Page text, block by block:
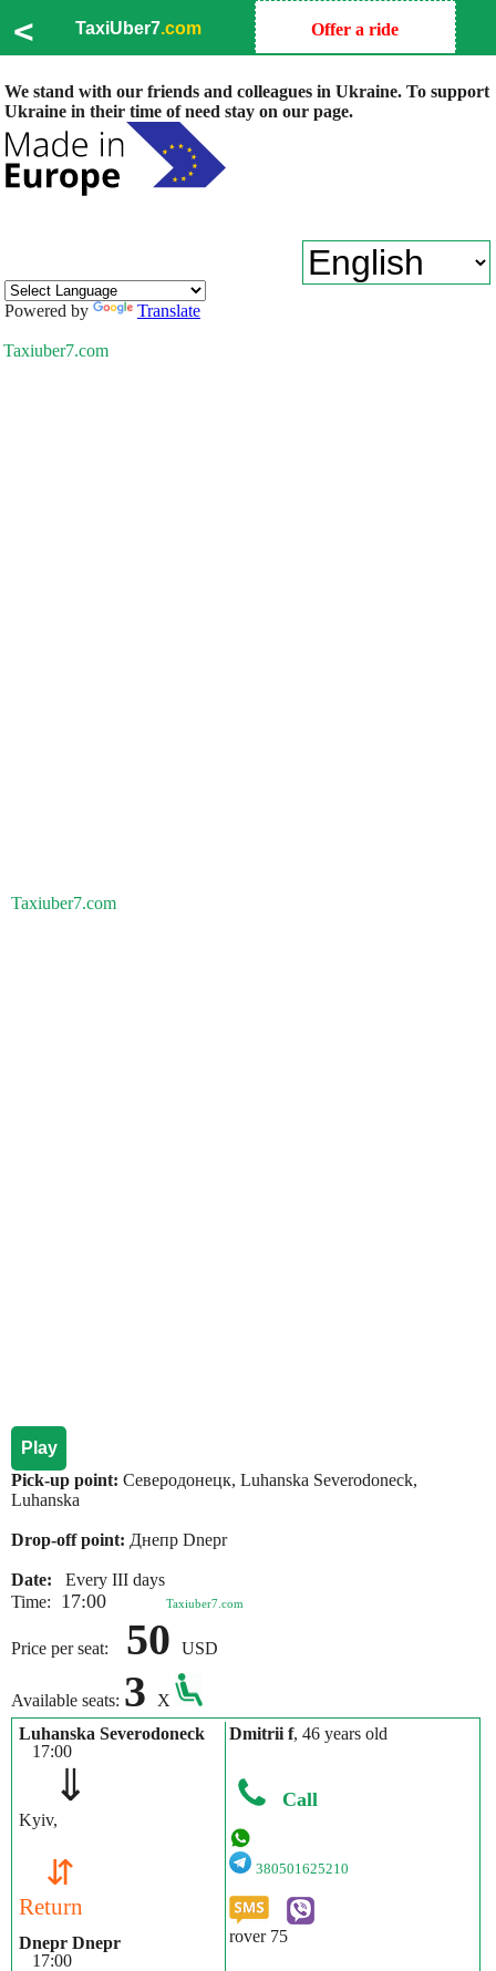
< TaxiUber7.com Offer a ride
We stand with our friends and colleagues in Ukraine. To support
Ukraine in their time of need stay on our page.
Powered by Translate
Taxiuber7.com
Taxiuber7.com
Play
Pick-up point: Северодонецк, Luhanska Severodoneck,
Luhanska
Drop-off point: Днепр Dnepr
Date:
Every III days
Time:
17:00 Taxiuber7.com
Price per seat: 50 USD
Available seats: 3
X
Luhanska Severodoneck
17:00
⇓
Kyiv,
⇵
Return
Dnepr Dnepr
17:00
Dmitrii f, 46 years old
Call
380501625210
rover 75